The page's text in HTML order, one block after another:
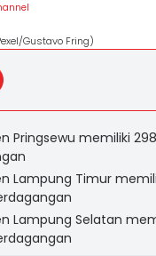
Gustavo Fring)
Pringsewu memiliki
Lampung Timur
Lampung Selatan